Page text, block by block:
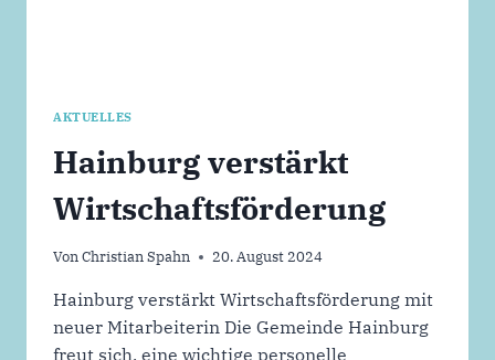
AKTUELLES
Hainburg verstärkt
Wirtschaftsförderung
VonChristian Spahn 20. August 2024
Hainburg verstärkt Wirtschaftsförderung mit
neuer Mitarbeiterin Die Gemeinde Hainburg
freut sich, eine wichtige personelle